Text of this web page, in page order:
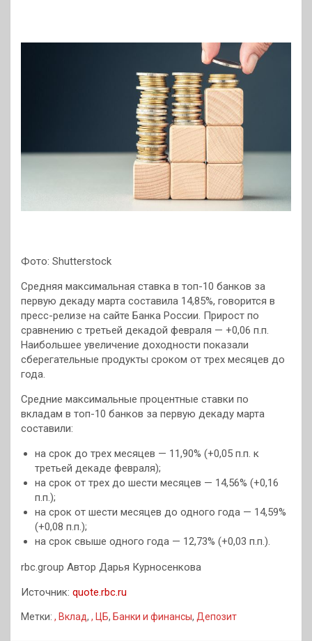
Фото: Shutterstock
Средняя максимальная ставка в топ-10 банков за
первую декаду марта составила 14,85%, говорится в
пресс-релизе на сайте Банка России. Прирост по
сравнению с третьей декадой февраля — +0,06 п.п.
Наибольшее увеличение доходности показали
сберегательные продукты сроком от трех месяцев до
года.
Средние максимальные процентные ставки по
вкладам в топ-10 банков за первую декаду марта
составили:
на срок до трех месяцев — 11,90% (+0,05 п.п. к
третьей декаде февраля);
на срок от трех до шести месяцев — 14,56% (+0,16
п.п.);
на срок от шести месяцев до одного года — 14,59%
(+0,08 п.п.);
на срок свыше одного года — 12,73% (+0,03 п.п.).
rbc.group Автор Дарья Курносенкова
Источник: quote.rbc.ru
Метки: , Вклад, , ЦБ, Банки и финансы, Депозит